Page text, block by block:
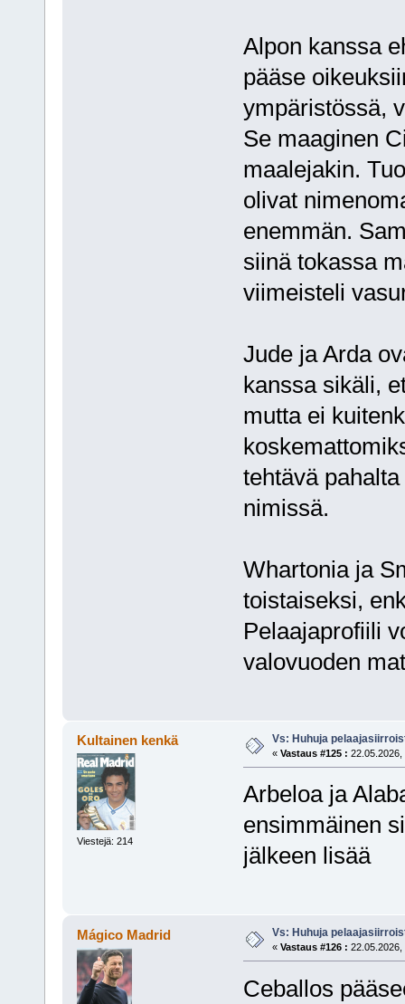
Alpon kanssa
pääse
ympäristössä,
Se maaginen
maalejakin.
olivat
enemmän.
siinä tokassa
viimeisteli
Jude ja Arda
kanssa sikäli,
mutta ei
tehtävä
nimissä.
Whartonia ja
toistaiseksi,
Pelaajaprofiili
valovuoden
Kultainen kenkä
Viestejä: 214
Vs: Huhuja
« Vastaus #125 : 22.05.2026,
Arbeloa ja
ensimmäinen
jälkeen lisää
Mágico Madrid Vs: Huhuja
« Vastaus #126 : 22.05.2026,
Ceballos